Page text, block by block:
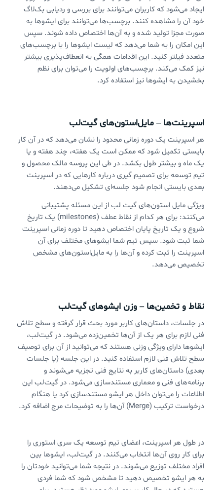
ایجاد می‌شود که کاربران می‌توانند برای بررسی و ردیابی بک‌لاگ
خود آن را مشاهده کنند. برچسب‌ها می‌توانند برای ایشوها به
صورت مجزا تولید شده و به آن‌ها اختصاص داده شوند. سپس
این امکان را به شما می‌دهد که لیست ایشوها را با برچسب‌های
متعدد فیلتر کنید. این اقدامات همگی به انعطاف‌پذیری بیشتر
نیز کمک می‌کند. برچسب‌های اولویت را می‌توان برای نظم
بخشیدن به ایشوها نیز استفاده کرد.
اسپرینت‌ها – مایل‌استون‌های گیت‌لب
هر اسپرینت یک دوره زمانی محدود را نشان می‌دهد که در آن کار
بایستی تکمیل شود که ممکن است یک هفته، چند هفته و یا
یک ماه و بیشتر طول بکشد. در طی این پروسه مالک محصول و
تیم توسعه برای تصمیم گیری درباره کارهایی که در اسپرینت
بعدی بایستی انجام شود جلسه‌ای تشکیل می‌دهند.
ویژگی مایل استون‌های گیت لب از این مسئله پشتیبانی
می‌کنند: برای هر کدام از نقاط عطف (milestones) یک تاریخ
شروع و یک تاریخ پایان اختصاص دهید تا دوره زمانی اسپرینت
شما ثبت شود. سپس تیم شما ایشوهای مختلف برای آن
اسپرینت را ثبت کرده و آن‌ها را به مایل‌استون‌های مشخص
تخصیص می‌دهد.
نقاط و تخمین‌ها – وزن ایشوهای گیت‌لب
در جلسات، داستان‌های کاربر مورد بحث قرار گرفته و سطح تلاش
فنی لازم برای هر یک از آن‌ها تخمین‌زده می‌شود. در گیت‌لب،
ایشوها دارای ویژگی وزنی هستند که می‌توانید از آن برای توصیف
سطح تلاش فنی لازم استفاده کنید. در این جلسه (یا جلسات
بعدی) داستان‌های کاربر به نتایج فنی تجزیه می‌شوند و
برنامه‌های فنی و معماری مستندسازی می‌شود. در گیت‌لب این
اطلاعات را می‌توان داخل هر ایشو مستندسازی کرد یا هنگام
درخواست ترکیب (Merge) آن‌ها را به توضیحات مرج اضافه کرد.
در طول هر اسپرینت، اعضای تیم توسعه یک سری استوری را
برای کار روی آن‌ها انتخاب می‌کنند. در گیت‌لب، ایشوها بین
افراد مختلف توزیع می‌شوند. در نتیجه شما می‌توانید خودتان را
به هر ایشو تخصیص دهید تا مشخص شود که شما فردی